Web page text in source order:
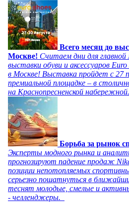
Всего месяц до
Москве! Считаем дни для
выставки обуви и аксессуаров
в Москве! Выставка пройдет с 27
премиальной площадке – в
на Краснопресненской набережной.
Борьба за рынок
Эксперты модного рынка и
прогнозируют падение продаж
позиции непотопляемых
серьезно пошатнуться в
теснят молодые, смелые и
- челленджеры.